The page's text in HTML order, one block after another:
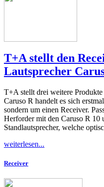
T+A stellt den
Lautsprecher
T+A stellt drei weitere
Caruso R handelt es sich
sondern um einen Receiver.
Herforder mit den Caruso R 10
Standlautsprecher, welche
weiterlesen...
Receiver